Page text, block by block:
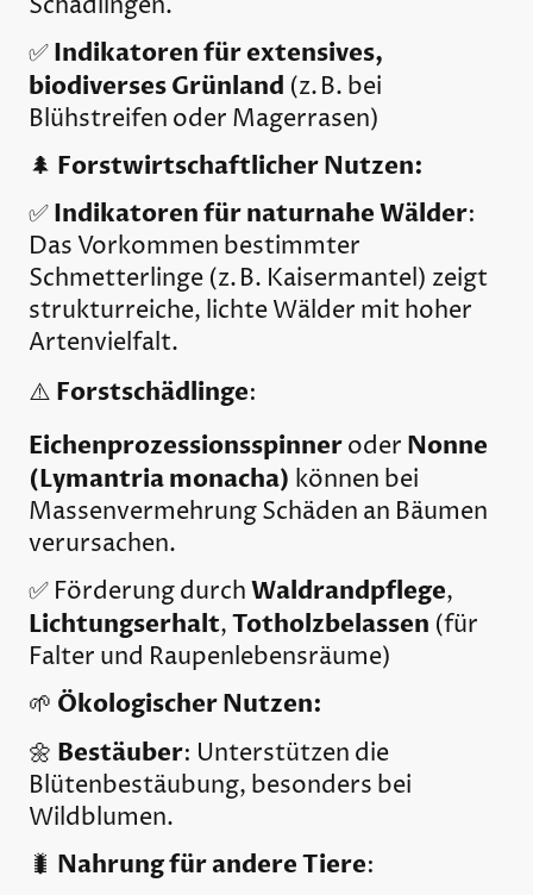
✅Indikatoren für extensives,
biodiverses Grünland (z. B. bei
Blühstreifen oder Magerrasen)
🌲 Forstwirtschaftlicher Nutzen:
✅Indikatoren für naturnahe Wälder:
Das Vorkommen bestimmter
Schmetterlinge (z. B. Kaisermantel) zeigt
strukturreiche, lichte Wälder mit hoher
Artenvielfalt.
⚠️ Forstschädlinge:
Eichenprozessionsspinneroder Nonne
(Lymantria monacha) können bei
Massenvermehrung Schäden an Bäumen
verursachen.
✅ Förderung durchWaldrandpflege,
Lichtungserhalt,Totholzbelassen (für
Falter und Raupenlebensräume)
🌱 Ökologischer Nutzen:
🌼 Bestäuber: Unterstützen die
Blütenbestäubung, besonders bei
Wildblumen.
🐛 Nahrung für andere Tiere: